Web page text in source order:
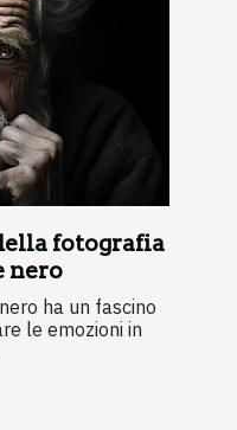
fotografia
nero
ha un fascino
le emozioni in